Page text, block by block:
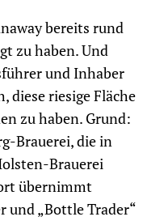
bereits rund
zu haben. Und
und Inhaber
diese riesige Fläche
zu haben. Grund:
Brauerei, die in
Brauerei
übernimmt
und „Bottle Trader“